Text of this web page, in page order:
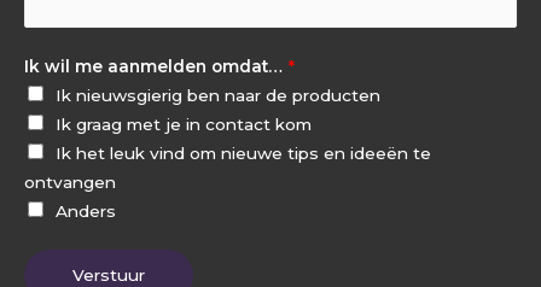
Ik wil me aanmelden omdat… *
Ik nieuwsgierig ben naar de producten
Ik graag met je in contact kom
Ik het leuk vind om nieuwe tips en ideeën te
ontvangen
Anders
Verstuur